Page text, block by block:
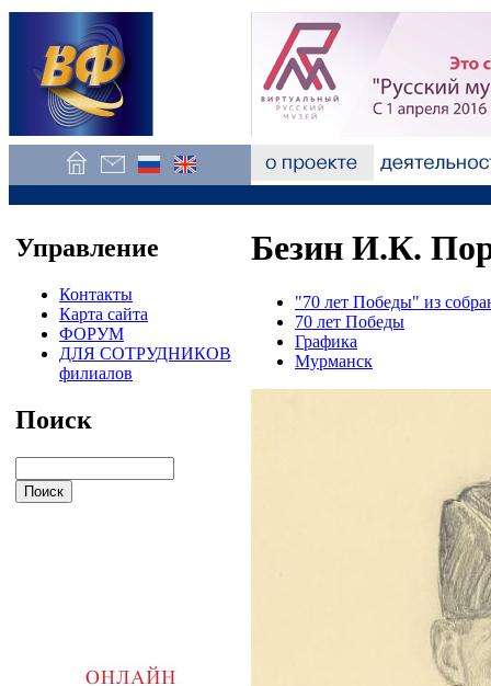
Управление
Контакты
Карта сайта
ФОРУМ
ДЛЯ СОТРУДНИКОВ
филиалов
Поиск
Безин И.К.
"70 лет Победы" из
70 лет Победы
Графика
Мурманск